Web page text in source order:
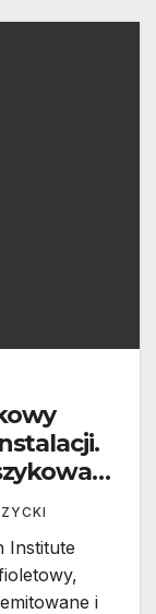
Institute
i